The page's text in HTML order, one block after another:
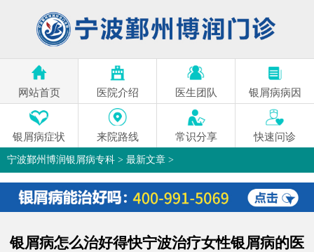
网站首页 医院介绍 医生团队 银屑病病因
银屑病症状 来院路线 常识分享 快速问诊
宁波鄞州博润银屑病专科 > 最新文章 >
银屑病怎么治好得快宁波治疗女性银屑病的医